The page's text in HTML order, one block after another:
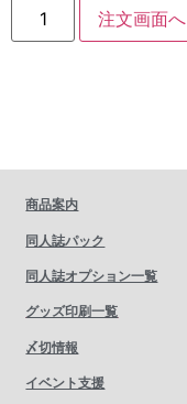
注文画面へ
商品案内
同人誌パック
同人誌オプション一覧
グッズ印刷一覧
〆切情報
イベント支援